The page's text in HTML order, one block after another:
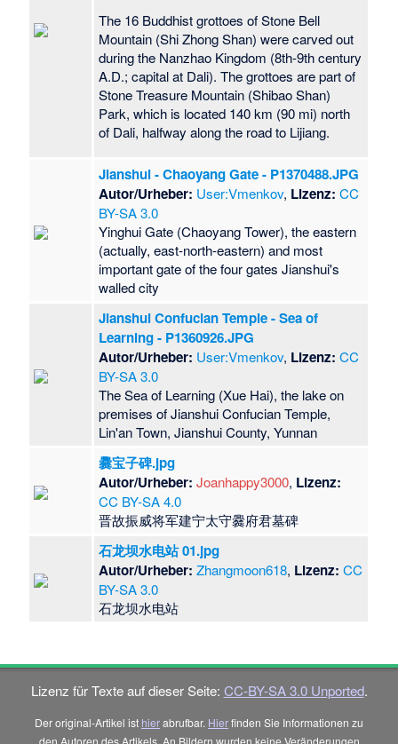
The 16 Buddhist grottoes of Stone Bell
Mountain (Shi Zhong Shan) were carved out
during the Nanzhao Kingdom (8th-9th century
A.D.; capital at Dali). The grottoes are part of
Stone Treasure Mountain (Shibao Shan)
Park, which is located 140 km (90 mi) north
of Dali, halfway along the road to Lijiang.
Jianshui - Chaoyang Gate - P1370488.JPG
Autor/Urheber: User:Vmenkov, Lizenz: CC
BY-SA 3.0
Yinghui Gate (Chaoyang Tower), the eastern
(actually, east-north-eastern) and most
important gate of the four gates Jianshui's
walled city
Jianshui Confucian Temple - Sea of
Learning - P1360926.JPG
Autor/Urheber: User:Vmenkov, Lizenz: CC
BY-SA 3.0
The Sea of Learning (Xue Hai), the lake on
premises of Jianshui Confucian Temple,
Lin'an Town, Jianshui County, Yunnan
爨宝子碑.jpg
Autor/Urheber: Joanhappy3000, Lizenz:
CC BY-SA 4.0
​晋故振威将军建宁太守爨府君墓碑
石龙坝水电站 01.jpg
Autor/Urheber: Zhangmoon618, Lizenz: CC
BY-SA 3.0
​石龙坝水电站
Lizenz für Texte auf dieser Seite: CC-BY-SA 3.0 Unported.
Der original-Artikel ist hierabrufbar. Hierfinden Sie Informationen zu
den Autoren des Artikels. An Bildern wurden keine Veränderungen